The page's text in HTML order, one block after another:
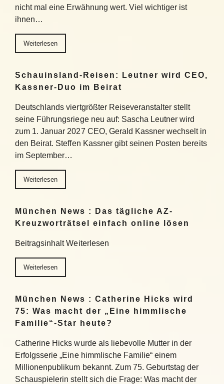
nicht mal eine Erwähnung wert. Viel wichtiger ist
ihnen…
Weiterlesen
Schauinsland-Reisen: Leutner wird CEO,
Kassner-Duo im Beirat
Deutschlands viertgrößter Reiseveranstalter stellt
seine Führungsriege neu auf: Sascha Leutner wird
zum 1. Januar 2027 CEO, Gerald Kassner wechselt in
den Beirat. Steffen Kassner gibt seinen Posten bereits
im September…
Weiterlesen
München News : Das tägliche AZ-
Kreuzworträtsel einfach online lösen
Beitragsinhalt Weiterlesen
Weiterlesen
München News : Catherine Hicks wird
75: Was macht der „Eine himmlische
Familie“-Star heute?
Catherine Hicks wurde als liebevolle Mutter in der
Erfolgsserie „Eine himmlische Familie“ einem
Millionenpublikum bekannt. Zum 75. Geburtstag der
Schauspielerin stellt sich die Frage: Was macht der